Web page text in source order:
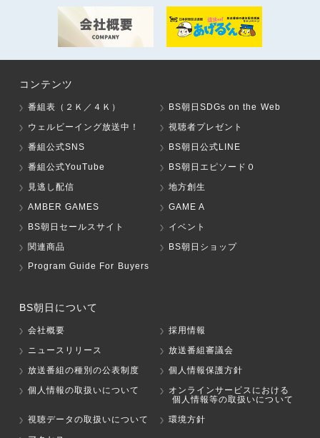
コンテンツ
番組表（２Ｋ／４Ｋ）
BS朝日SDGs on the Web
ウェルビーイング放送中！
視聴者プレゼント
番組公式SNS
BS朝日公式LINE
番組公式YouTube
BS朝日エピソード０
見逃し配信
地方創生
AMBER GAMES
GAME A
BS朝日セールスサイト
イベント
関連商品
BS朝日ショップ
Program Guide For Buyers
BS朝日について
会社概要
採用情報
ニュースリリース
放送番組審議会
放送番組の種別の公表制度
個人情報保護方針
個人情報の取扱いについて
オンラインサービスにおける
個人情報等の取扱いについて
視聴データの取扱いについて
環境方針